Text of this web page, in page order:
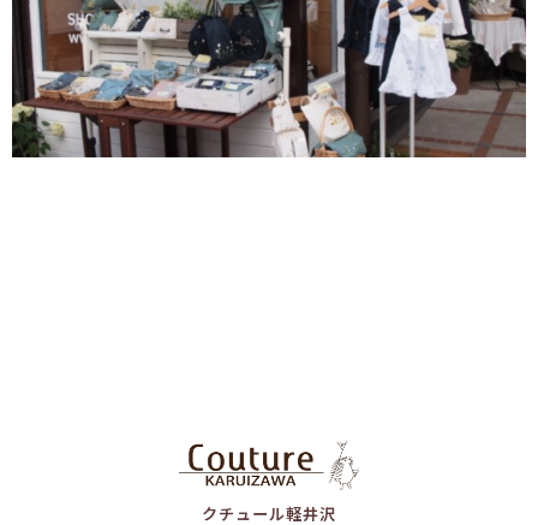
クチュール軽井沢